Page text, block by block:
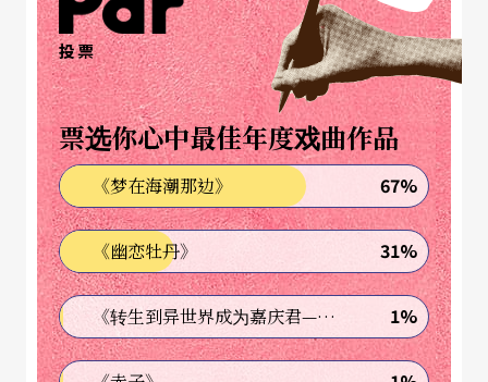
投票
票选你心中最佳年度戏曲作品
《梦在海潮那边》 67%
《幽恋牡丹》 31%
《转生到异世界成为嘉庆君—发现我的祖先是诈骗集团!?》 1%